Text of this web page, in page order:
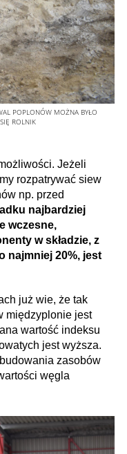
POPLONÓW MOŻNA BYŁO
ROLNIK
Jeżeli
rozpatrywać siew
np. przed
najbardziej
wczesne,
w składzie, z
najmniej 20%, jest
już wie, że tak
międzyplonie jest
wartość indeksu
jest wyższa.
zasobów
węgla